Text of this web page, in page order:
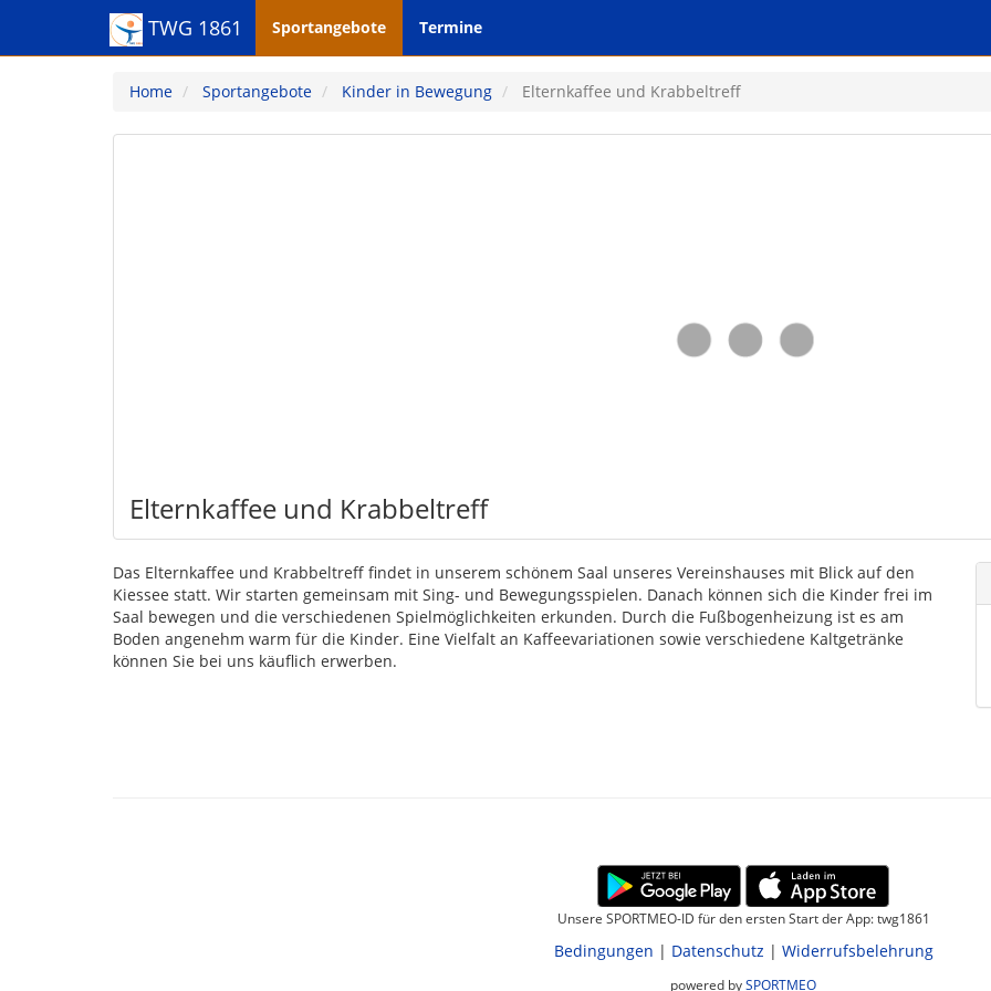
TWG 1861 Sportangebote Termine
Home Sportangebote Kinder in Bewegung Elternkaffee und Krabbeltreff
Elternkaffee und Krabbeltreff
Das Elternkaffee und Krabbeltreff findet in unserem schönem Saal unseres Vereinshauses mit Blick auf den
Kiessee statt. Wir starten gemeinsam mit Sing- und Bewegungsspielen. Danach können sich die Kinder frei im
Saal bewegen und die verschiedenen Spielmöglichkeiten erkunden. Durch die Fußbogenheizung ist es am
Boden angenehm warm für die Kinder. Eine Vielfalt an Kaffeevariationen sowie verschiedene Kaltgetränke
können Sie bei uns käuflich erwerben.
Unsere SPORTMEO-ID für den ersten Start der App: twg1861
Bedingungen | Datenschutz | Widerrufsbelehrung
powered bySPORTMEO